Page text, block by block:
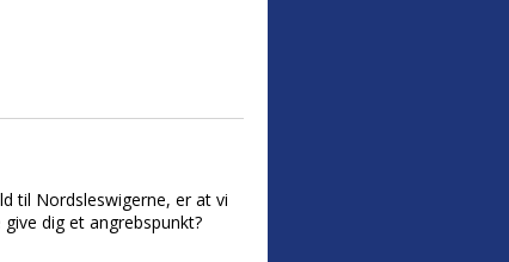
til Nordsleswigerne, er at vi
dig et angrebspunkt?